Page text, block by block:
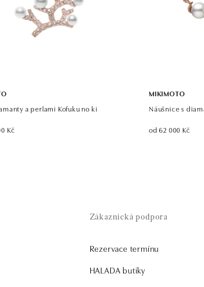
a perlami Kofuku no ki
Kč
MIKIMOTO
Náušnice s
od 62 000 Kč
Zákaznická podpora
Rezervace termínu
HALADA butiky